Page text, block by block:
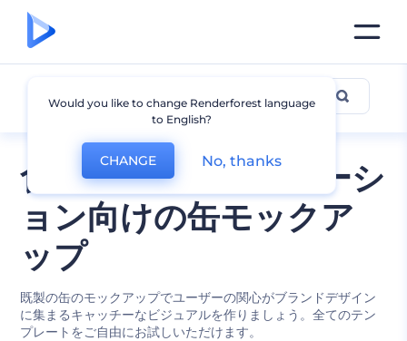
食品と飲料のプロモーシ
ョン向けの缶モックア
ップ
既製の缶のモックアップでユーザーの関心がブランドデザイン
に集まるキャッチーなビジュアルを作りましょう。全てのテン
プレートをご自由にお試しいただけます。
缶のモックアップ
Would you like to change Renderforest language
to English?
CHANGE No, thanks